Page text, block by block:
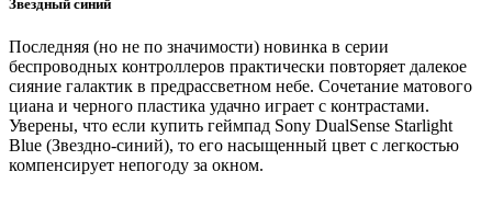
Звездный синий
Последняя (но не по значимости) новинка в серии
беспроводных контроллеров практически повторяет далекое
сияние галактик в предрассветном небе. Сочетание матового
циана и черного пластика удачно играет с контрастами.
Уверены, что если купить геймпад Sony DualSense Starlight
Blue (Звездно-синий), то его насыщенный цвет с легкостью
компенсирует непогоду за окном.